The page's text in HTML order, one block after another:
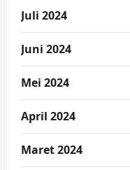
Juli 2024
Juni 2024
Mei 2024
April 2024
Maret 2024